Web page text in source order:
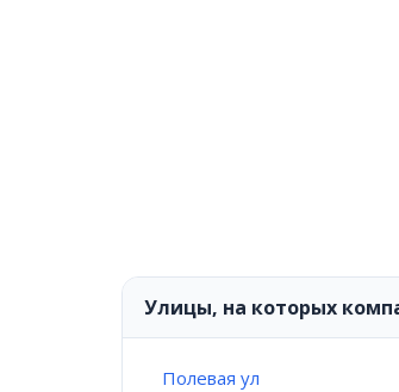
Улицы, на которых
Полевая ул